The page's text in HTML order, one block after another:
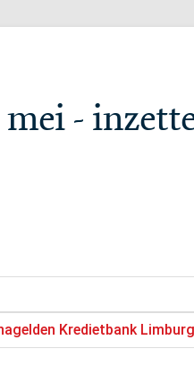
mei -
Kredietbank